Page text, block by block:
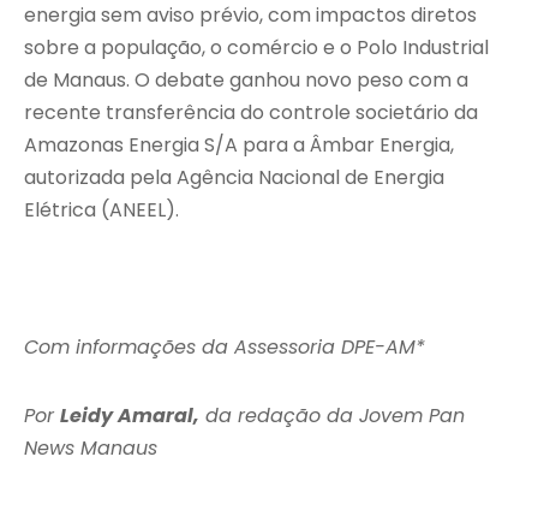
energia sem aviso prévio, com impactos diretos
sobre a população, o comércio e o Polo Industrial
de Manaus. O debate ganhou novo peso com a
recente transferência do controle societário da
Amazonas Energia S/A para a Âmbar Energia,
autorizada pela Agência Nacional de Energia
Elétrica (ANEEL).
Com informações da Assessoria DPE-AM*
PorLeidy Amaral, da redação da Jovem Pan
News Manaus